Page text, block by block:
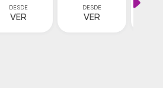
DESDE
VER
DESDE
VER